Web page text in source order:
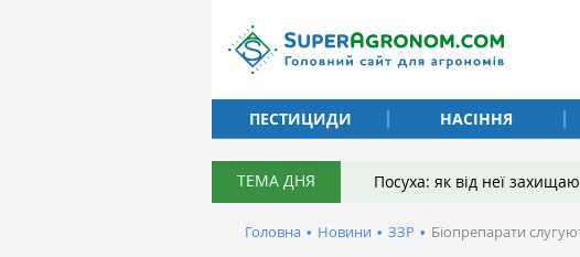
ПЕСТИЦИДИ
НАСІННЯ
ТЕМА ДНЯ Посуха: як від неї
Головна • Новини • ЗЗР • Біопрепарати